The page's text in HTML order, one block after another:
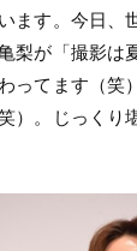
ます。今日、
梨が「撮影は
ってます（笑
）。じっくり